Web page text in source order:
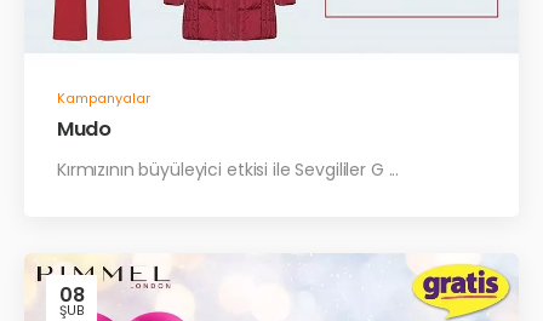
Kampanyalar
Mudo
Kırmızının büyüleyici etkisi ile Sevgililer G ...
08
ŞUB